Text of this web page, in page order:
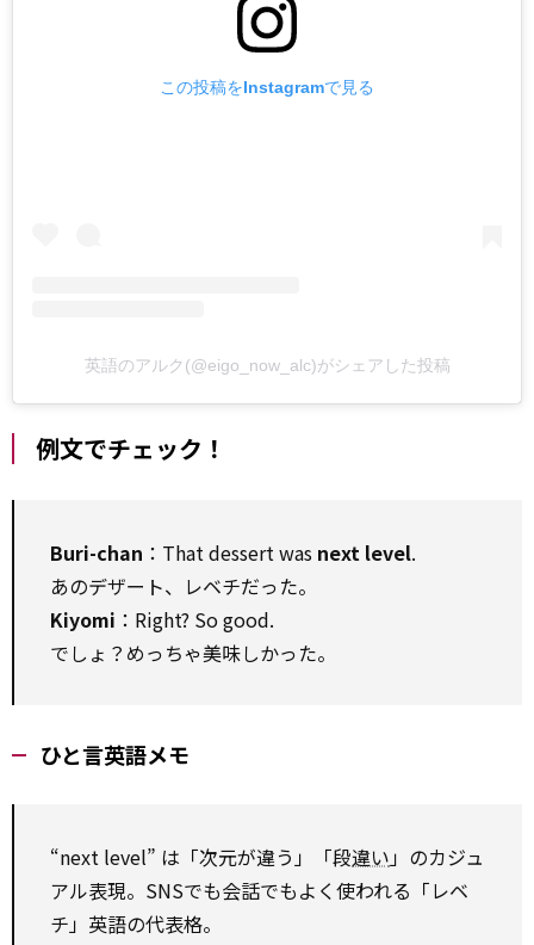
この投稿をInstagramで見る
英語のアルク(@eigo_now_alc)がシェアした投稿
例文でチェック！
Buri-chan ：That dessert was next level.
あのデザート、レベチだった。
Kiyomi ：Right? So good.
でしょ？めっちゃ美味しかった。
ひと言英語メモ
“next level” は「次元が違う」「段違い 」のカジュ
アル表現。SNSでも会話でもよく使われる「レベ
チ」英語の代表格。